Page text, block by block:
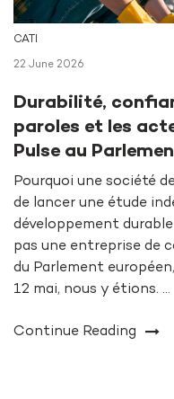
CATI
22 June 2026
Durabilité,
paroles et les
Pulse au
Pourquoi une société
de lancer une étude
développement
pas une entreprise de
du Parlement
12 mai, nous y étions. …
Continue Reading